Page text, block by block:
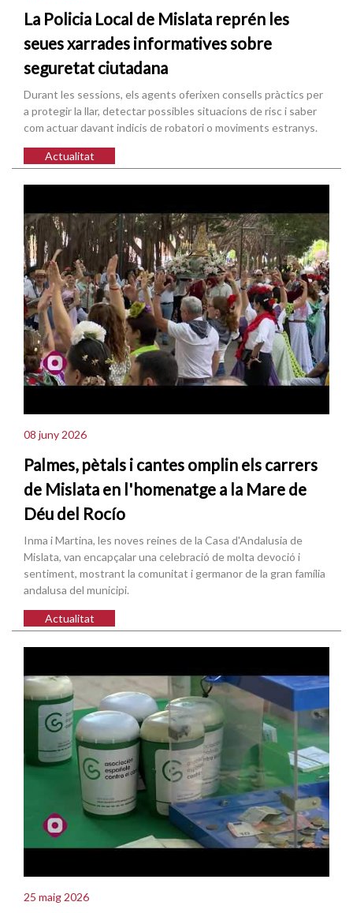
La Policia Local de Mislata reprén les
seues xarrades informatives sobre
seguretat ciutadana
Durant les sessions, els agents oferixen consells pràctics per
a protegir la llar, detectar possibles situacions de risc i saber
com actuar davant indicis de robatori o moviments estranys.
Actualitat
08 juny 2026
Palmes, pètals i cantes omplin els carrers
de Mislata en l'homenatge a la Mare de
Déu del Rocío
Inma i Martina, les noves reines de la Casa d'Andalusia de
Mislata, van encapçalar una celebració de molta devoció i
sentiment, mostrant la comunitat i germanor de la gran família
andalusa del municipi.
Actualitat
25 maig 2026